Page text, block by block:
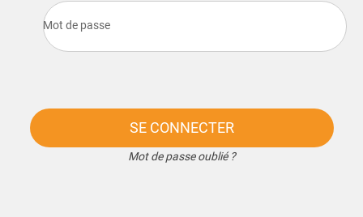
Mot de passe
SE CONNECTER
Mot de passe oublié ?